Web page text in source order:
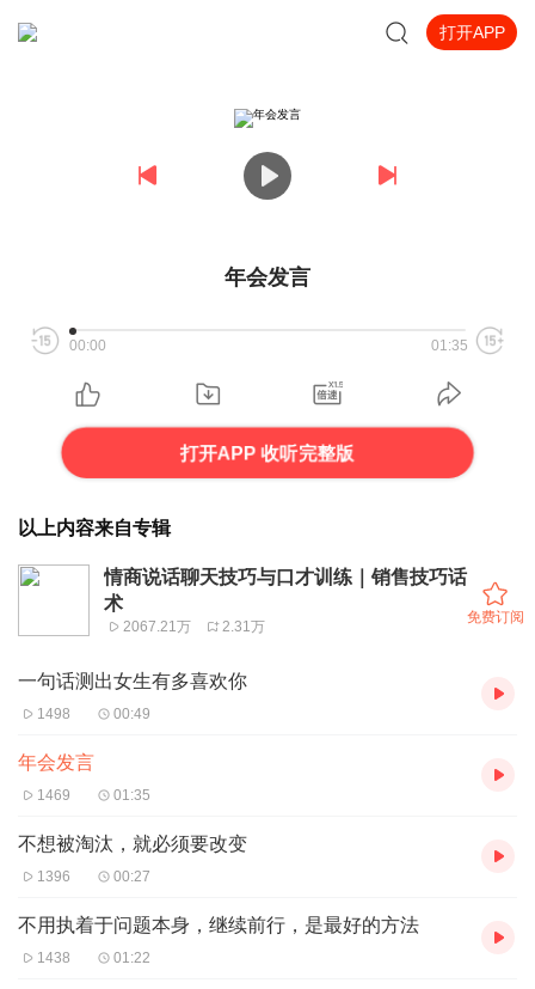
打开APP
年会发言
00:00 01:35
打开APP 收听完整版
以上内容来自专辑
情商说话聊天技巧与口才训练｜销售技巧话
术
2067.21万 2.31万
免费订阅
一句话测出女生有多喜欢你
1498 00:49
年会发言
1469 01:35
不想被淘汰，就必须要改变
1396 00:27
不用执着于问题本身，继续前行，是最好的方法
1438 01:22